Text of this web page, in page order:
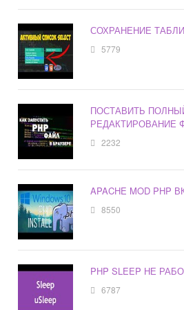
СОХРАНЕНИЕ
5779
ПОСТАВИТЬ
РЕДАКТИРОВАНИЕ
2232
APACHE MOD PHP
8550
PHP SLEEP НЕ
6787